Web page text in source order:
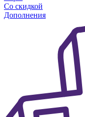
Со скидкой
Дополнения